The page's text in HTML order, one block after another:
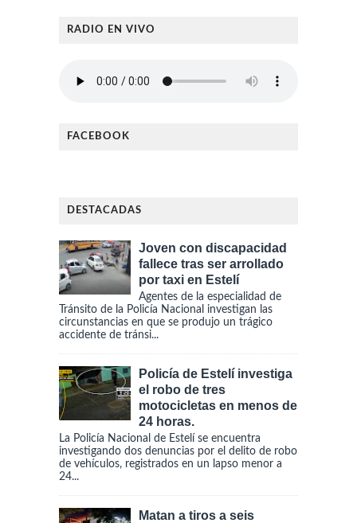
RADIO EN VIVO
FACEBOOK
DESTACADAS
Joven con discapacidad
fallece tras ser arrollado
por taxi en Estelí
Agentes de la especialidad de
Tránsito de la Policía Nacional investigan las
circunstancias en que se produjo un trágico
accidente de tránsi...
Policía de Estelí investiga
el robo de tres
motocicletas en menos de
24 horas.
La Policía Nacional de Estelí se encuentra
investigando dos denuncias por el delito de robo
de vehículos, registrados en un lapso menor a
24...
Matan a tiros a seis